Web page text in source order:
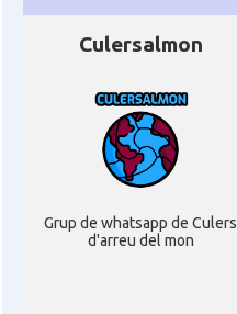
Culersalmon
Grup de whatsapp de Culers
d'arreu del mon